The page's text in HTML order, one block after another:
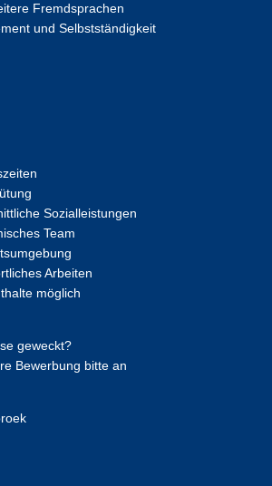
Fremdsprachen
und Selbstständigkeit
Sozialleistungen
Team
Arbeiten
möglich
geweckt?
Bewerbung bitte an